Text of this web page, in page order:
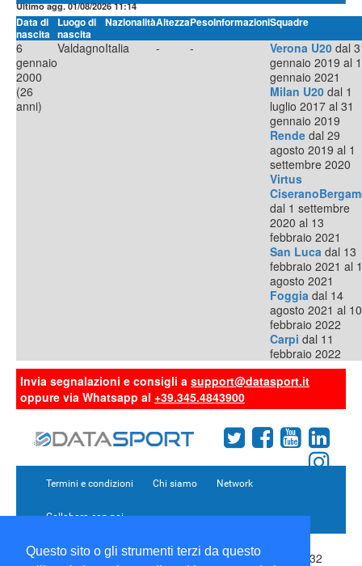
Questo sito o gli strumenti terzi da questo
Ultimo agg. 01/08/2026 11:14
Data di
nascita
Luogo di
nascita
NazionalitàAltezzaPesoInformazioniSquadre
6
gennaio
2000
(26
anni)
ValdagnoItalia - - Verona U20 dal
gennaio 2019 al 1
gennaio 2021
Milan U20 dal 1
luglio 2017 al 31
gennaio 2019
Rende dal 29
agosto 2019 al 1
settembre 2020
Virtus
dal 1 settembre
2020 al 13
febbraio 2021
San Luca dal 13
febbraio 2021 al 1
agosto 2021
Foggia dal 14
agosto 2021 al 10
febbraio 2022
Carpi dal 11
febbraio 2022
Invia segnalazioni e consigli a support@datasport.it
oppure via Whatsapp al +39.345.4843900
Termini e condizioni Chi siamo Network
Collabora con noi
Copyright 1995-2026 ©Wise SrlVia Palmanova 8 20132